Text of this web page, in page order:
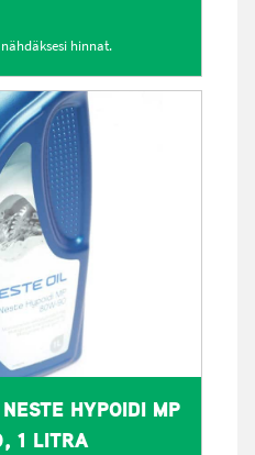
hinnat.
HYPOIDI MP
1 LITRA